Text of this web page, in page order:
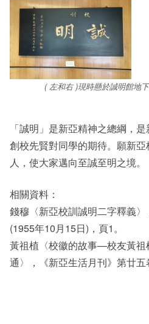
( 左和右 )現時懸於誠明館地
「誠明」是新亞精神之總綱，
創校先賢對同學的期待。願新
人，使大家邁向至誠至明之境。
相關資料：
錢穆〈新亞校訓誠明二字釋義
(1955年10月15日)，頁1。
黃祖植〈校徽的故事—校友黃祖
通〉，《新亞生活月刊》第廿五